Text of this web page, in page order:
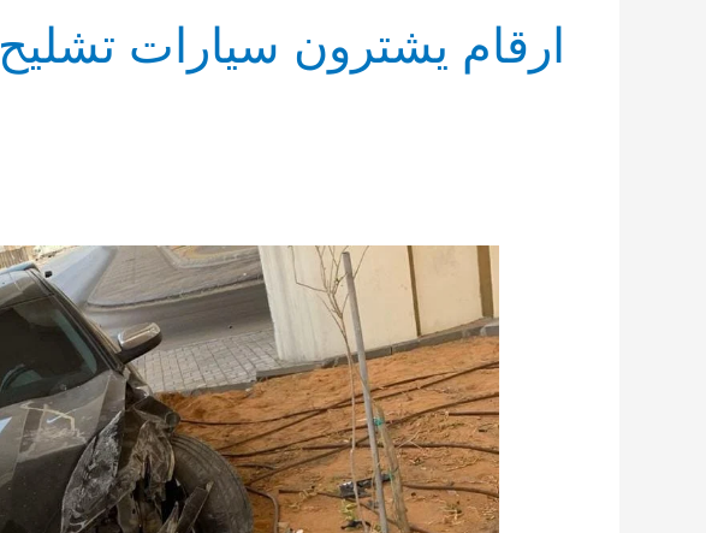
ارقام يشترون سيارات تشليح
قروب
تشليح
سيارات
0551990615
شراء
جميع
السيارات
خدمة
24